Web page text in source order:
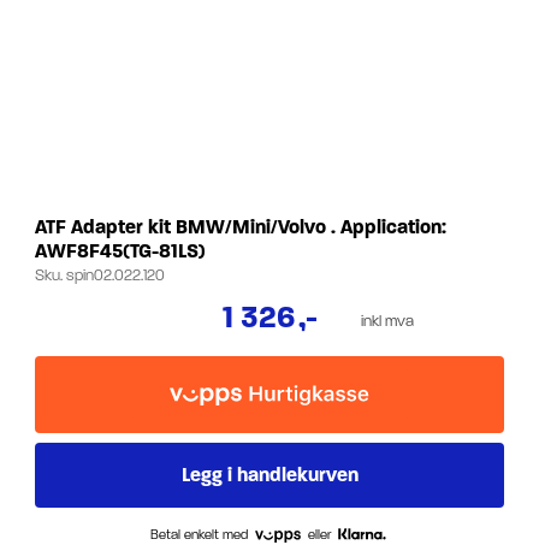
ATF Adapter kit BMW/Mini/Volvo . Application:
AWF8F45(TG-81LS)
Sku.spin02.022.120
1 326,- inkl mva
Betal enkelt med eller